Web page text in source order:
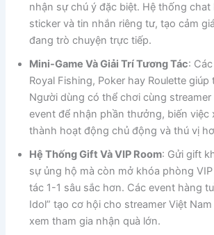
nhận sự chú ý đặc biệt. Hệ thống chat
sticker và tin nhắn riêng tư, tạo cảm
đang trò chuyện trực tiếp.
Mini-Game Và Giải Trí Tương Tác:
Royal Fishing, Poker hay Roulette
Người dùng có thể chơi cùng
event để nhận phần thưởng, biến việc
thành hoạt động chủ động và thú vị
Hệ Thống Gift Và VIP Room: Gửi gift
sự ủng hộ mà còn mở khóa phòng
tác 1-1 sâu sắc hơn. Các event hàng
Idol” tạo cơ hội cho streamer Việt
xem tham gia nhận quà lớn.